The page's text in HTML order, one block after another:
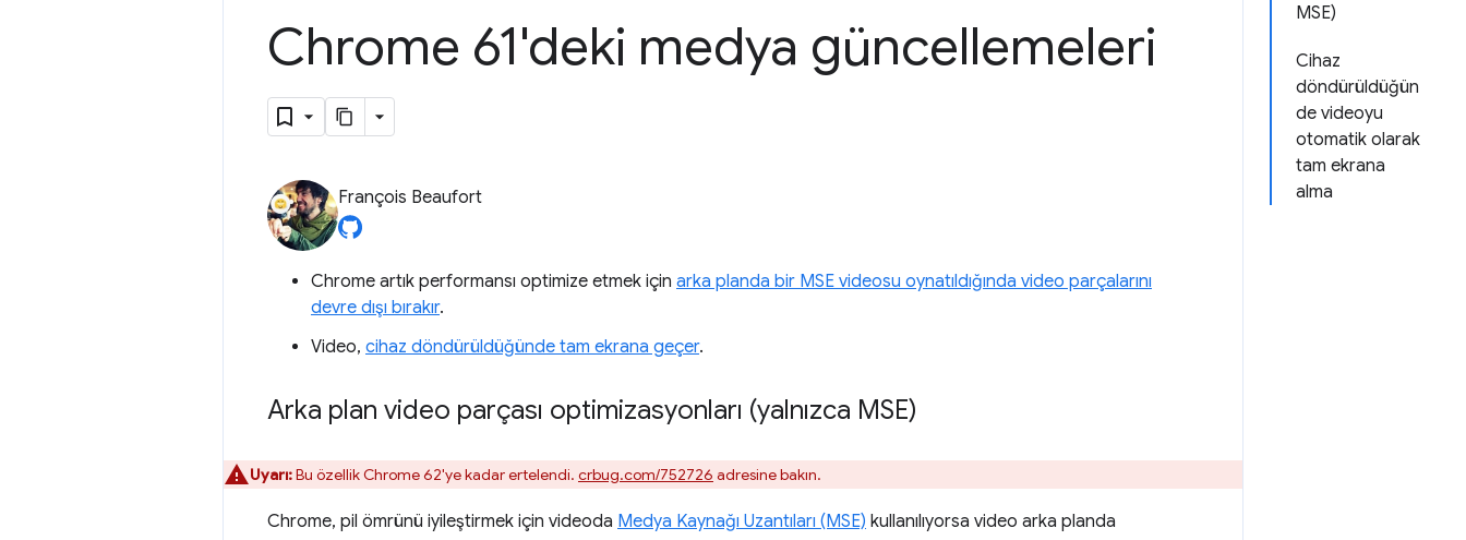
MSE)
Cihaz
döndürüldüğün
de videoyu
otomatik olarak
tam ekrana
alma
Chrome 61'deki medya güncellemeleri
François Beaufort
Chrome artık performansı optimize etmek için arka planda bir MSE videosu oynatıldığında video parçalarını
devre dışı bırakır.
Video, cihaz döndürüldüğünde tam ekrana geçer.
Arka plan video parçası optimizasyonları (yalnızca MSE)
Uyarı:Bu özellik Chrome 62'ye kadar ertelendi. crbug.com/752726 adresine bakın.
Chrome, pil ömrünü iyileştirmek için videoda Medya Kaynağı Uzantıları (MSE) kullanılıyorsa video arka planda